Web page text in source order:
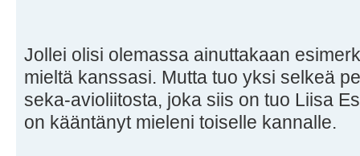
Jollei olisi olemassa ainuttakaan
mieltä kanssasi. Mutta tuo yksi selkeä
seka-avioliitosta, joka siis on tuo Liisa
on kääntänyt mieleni toiselle kannalle.